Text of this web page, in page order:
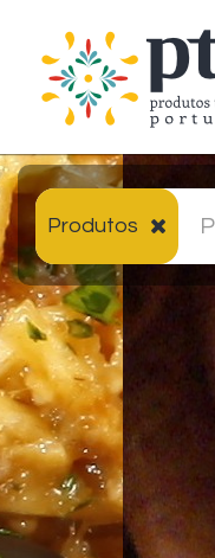
Produtos